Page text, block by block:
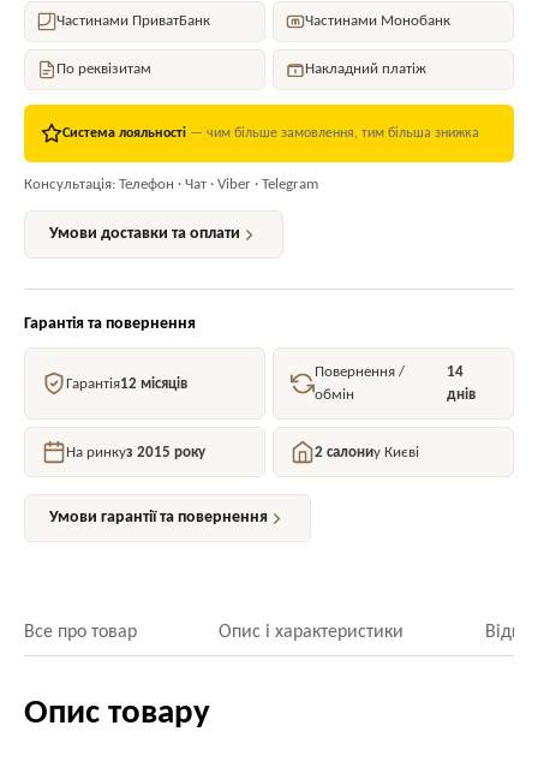
Частинами ПриватБанк Частинами Монобанк
По реквізитам Накладний платіж
Система лояльності — чим більше замовлення, тим більша знижка
Консультація: Телефон · Чат · Viber · Telegram
Умови доставки та оплати
Гарантія та повернення
Гарантія12 місяців
Повернення /
обмін
14
днів
На ринкуз 2015 року 2 салониу Києві
Умови гарантії та повернення
Все про товар Опис і характеристики
Опис товару